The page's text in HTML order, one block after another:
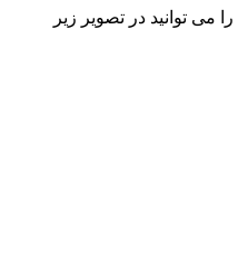
توانید در تصویر زیر